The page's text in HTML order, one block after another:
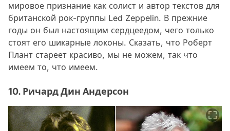
мировое признание как солист и автор текстов для
британской рок-группы Led Zeppelin. В прежние
годы он был настоящим сердцеедом, чего только
стоят его шикарные локоны. Сказать, что Роберт
Плант стареет красиво, мы не можем, так что
имеем то, что имеем.
10. Ричард Дин Андерсон